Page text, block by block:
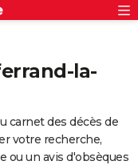
la-
carnet des décès de
votre recherche,
ou un avis d'obsèques